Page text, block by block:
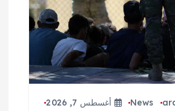
News
أغسطس 7, 2026